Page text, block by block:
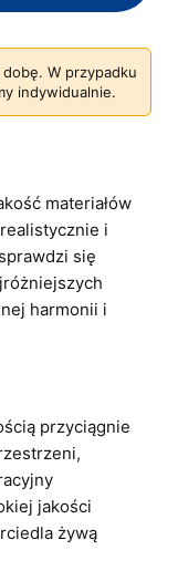
W przypadku
indywidualnie.
materiałów
i
się
harmonii i
przyciągnie
jakości
żywą